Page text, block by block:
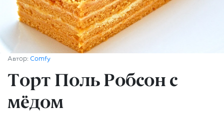
Автор: Comfy
Торт Поль Робсон c
мёдом